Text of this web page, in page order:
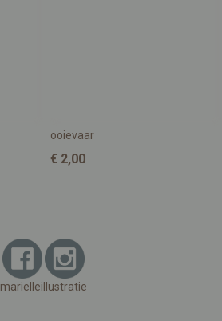
ooievaar
€ 2,00
marielleillustratie